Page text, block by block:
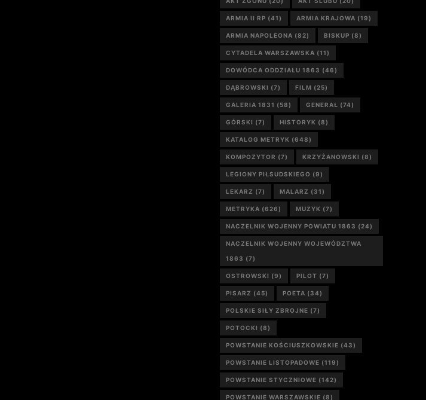
ARMIA II RP (41) ARMIA KRAJOWA (19)
ARMIA NAPOLEONA (82) BISKUP (8)
CYTADELA WARSZAWSKA (11)
DOWÓDCA ODDZIAŁU 1863 (46)
DĄBROWSKI (7) FILM (25)
GALERIA 1831 (58) GENERAŁ (74)
GÓRSKI (7) HISTORYK (8)
KATALOG METRYK (648)
KOMPOZYTOR (7) KRZYŻANOWSKI (8)
LEGIONY PIŁSUDSKIEGO (9)
LEKARZ (7) MALARZ (31)
METRYKA (626) MUZYK (7)
NACZELNIK WOJENNY POWIATU 1863 (24)
NACZELNIK WOJENNY WOJEWÓDZTWA
1863 (7)
OSTROWSKI (9) PILOT (7)
PISARZ (45) POETA (34)
POLSKIE SIŁY ZBROJNE (7)
POTOCKI (8)
POWSTANIE KOŚCIUSZKOWSKIE (43)
POWSTANIE LISTOPADOWE (119)
POWSTANIE STYCZNIOWE (142)
POWSTANIE WARSZAWSKIE (8)